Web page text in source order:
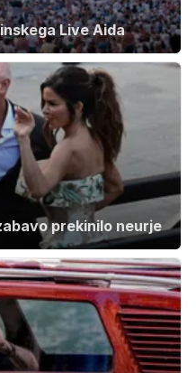
Live Aida
prekinilo neurje